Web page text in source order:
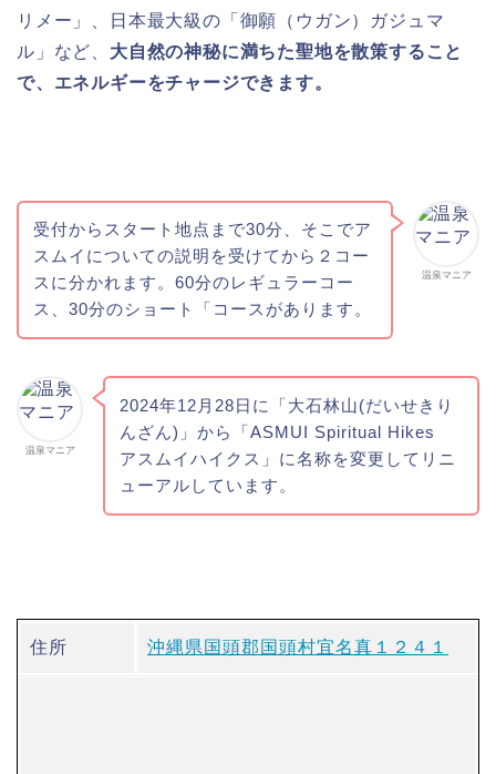
リメー」、日本最大級の「御願（ウガン）ガジュマ
ル」など、 大自然の神秘に満ちた聖地を散策すること
で、エネルギーをチャージできます。
温泉マニア
受付からスタート地点まで30分、そこでア
スムイについての説明を受けてから２コー
スに分かれます。60分のレギュラーコー
ス、30分のショート「コースがあります。
温泉マニア
2024年12月28日に「大石林山(だいせきり
んざん)」から「ASMUI Spiritual Hikes
アスムイハイクス」に名称を変更してリニ
ューアルしています。
住所 沖縄県国頭郡国頭村宜名真１２４１